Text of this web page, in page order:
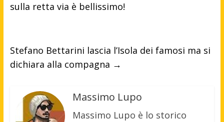
sulla retta via è bellissimo!
Stefano Bettarini lascia l’Isola dei famosi ma si
dichiara alla compagna →
Massimo Lupo
Massimo Lupo è lo storico